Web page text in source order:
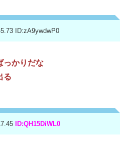
ID:zA9ywdwP0
っかりだな
る
ID:QH15DiWL0